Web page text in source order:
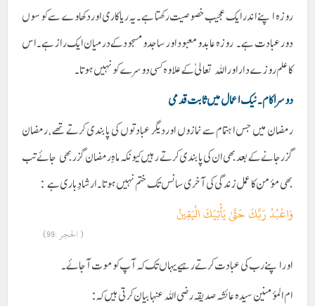
ر وزہ اپنے اندر ایک عجیب خصوصیت رکھتا ہے۔ یہ ریا کاری اور دکھاوے سے کوسوں
دور عبادت ہے۔ روزہ عابد و معبود اور ساجد و مسجود کے درمیان ایک راز ہے۔ اس
کا علم روزے دار اور اللہ تعالیٰ کے علاوہ کسی دوسرے کو نہیں ہوتا۔
دوسرا کام ۔ نیک اعمال میں ثابت قدمی
رمضان میں جس اہتمام سے نمازوں اور دیگر عبادتوں کی پابندی کرتے تھے ، رمضان
گزر جانے کے بعد بھی ان کی پابندی کرتے رہیں کیونکہ ماہِ رمضان گزر بھی جائے تب
بھی مؤمن کا عمل زندگی کی آخری سانس تک ختم نہیں ہوتا ۔ ارشادِ باری ہے :
وَاعْبُدْ رَبَّكَ حَتَّىٰ يَأْتِيَكَ الْيَقِينُ
( الحجر :99)
اور اپنے رب کی عبادت کرتے رہیے یہاں تک کہ آپ کو موت آ جائے۔
ام المؤمنین سیدہ عائشہ صدیقہ رضی اللہ عنہا بیان کرتی ہیں کہ :